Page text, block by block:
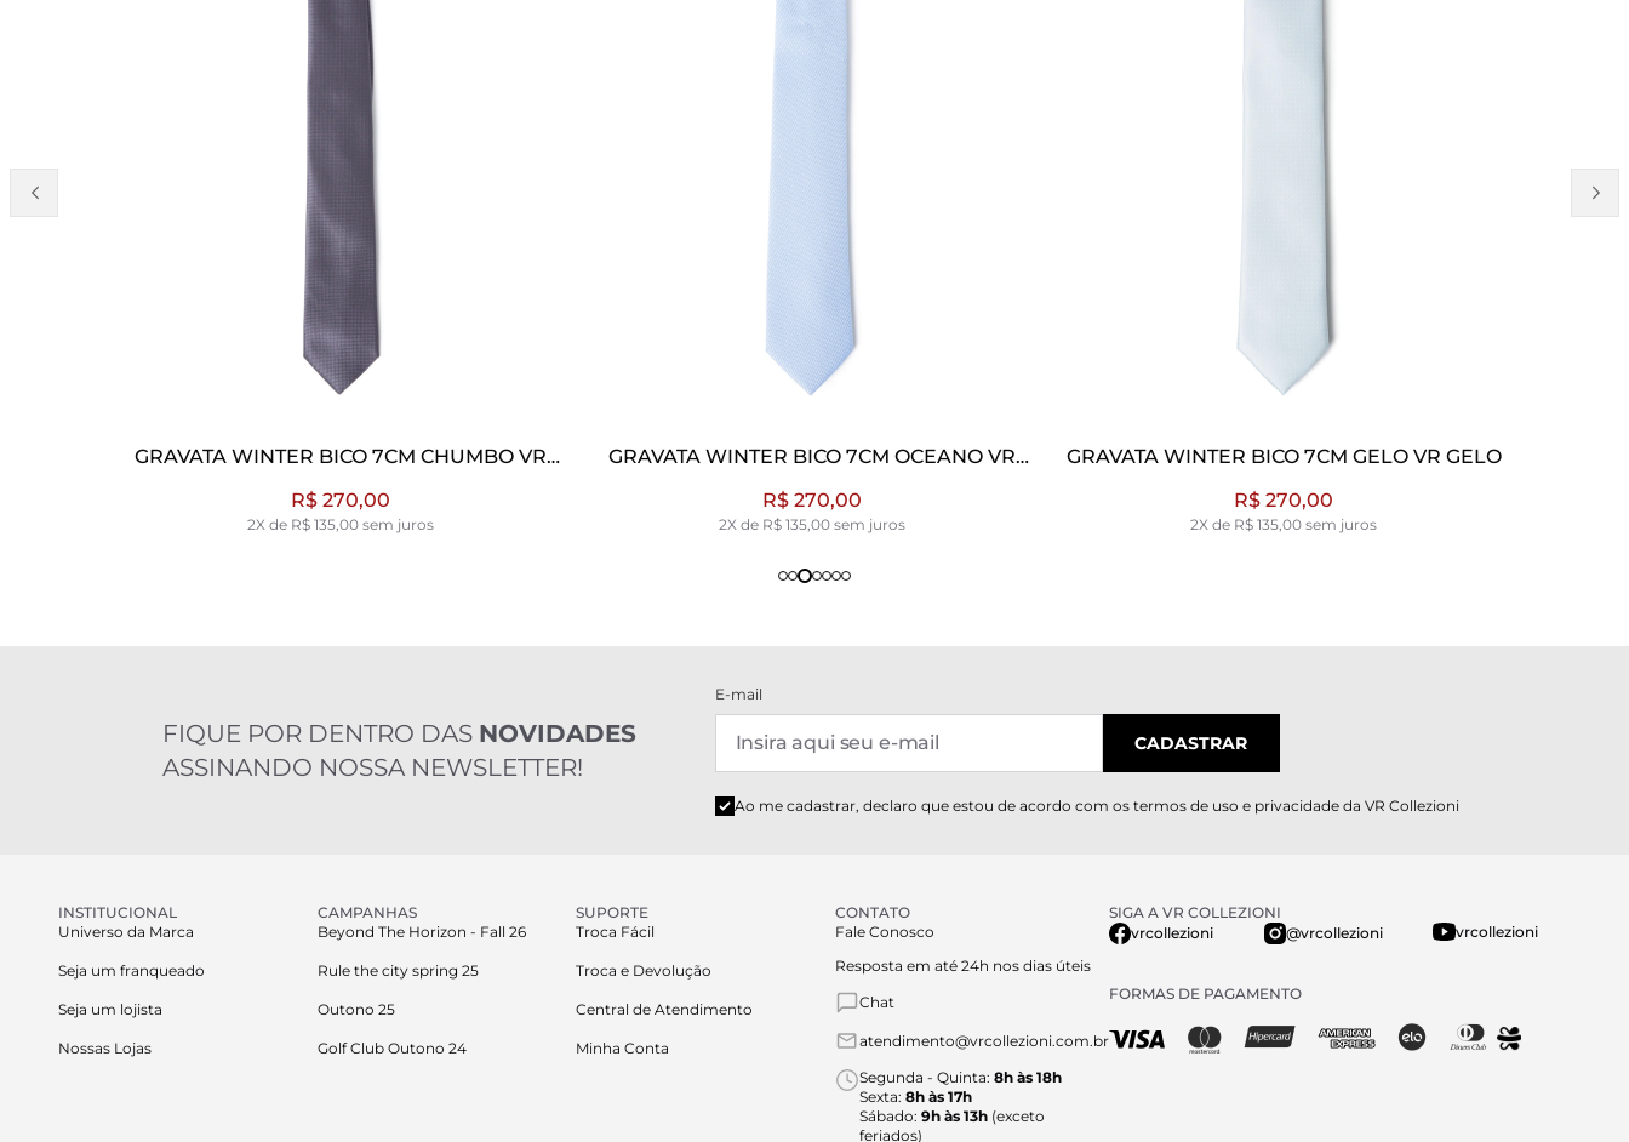
GRAVATA WINTER BICO 7CM CHUMBO VR
R$ 270,00
2X de R$ 135,00 sem juros
GRAVATA WINTER BICO 7CM OCEANO VR
R$ 270,00
2X de R$ 135,00 sem juros
GRAVATA WINTER BICO 7CM GELO VR GELO
R$ 270,00
2X de R$ 135,00 sem juros
FIQUE POR DENTRO DAS NOVIDADES
ASSINANDO NOSSA NEWSLETTER!
E-mail
CADASTRAR
Ao me cadastrar, declaro que estou de acordo com os termos de uso e privacidadeda VR Collezioni
INSTITUCIONAL
Universo da Marca
Seja um franqueado
Seja um lojista
Nossas Lojas
CAMPANHAS
Beyond The Horizon - Fall 26
Rule the city spring 25
Outono 25
Golf Club Outono 24
SUPORTE
Troca Fácil
Troca e Devolução
Central de Atendimento
Minha Conta
CONTATO
Fale Conosco
Resposta em até 24h nos dias úteis
Chat
atendimento@vrcollezioni.com.br
Segunda - Quinta:8h às 18h
Sexta:8h às 17h
Sábado:9h às 13h (exceto
feriados)
SIGA A VR COLLEZIONI
vrcollezioni
@vrcollezioni vrcollezioni
FORMAS DE PAGAMENTO